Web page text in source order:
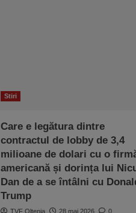
Stiri
Care e legătura dintre
contractul de lobby de 3,4
milioane de dolari cu o
americană și dorința lui
Dan de a se întâlni cu
Trump
TVF Oltenia 28 mai 2026 0